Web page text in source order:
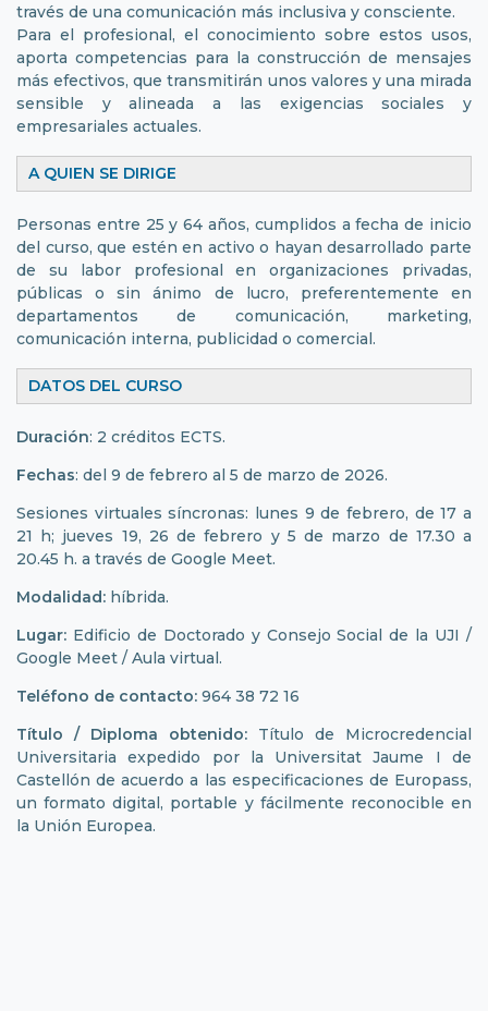
través de una comunicación más inclusiva y consciente.
Para el profesional, el conocimiento sobre estos usos,
aporta competencias para la construcción de mensajes
más efectivos, que transmitirán unos valores y una mirada
sensible y alineada a las exigencias sociales y
empresariales actuales.
A QUIEN SE DIRIGE
Personas entre 25 y 64 años, cumplidos a fecha de inicio
del curso, que estén en activo o hayan desarrollado parte
de su labor profesional en organizaciones privadas,
públicas o sin ánimo de lucro, preferentemente en
departamentos de comunicación, marketing,
comunicación interna, publicidad o comercial.
DATOS DEL CURSO
Duración: 2 créditos ECTS.
Fechas: del 9 de febrero al 5 de marzo de 2026.
Sesiones virtuales síncronas: lunes 9 de febrero, de 17 a
21 h; jueves 19, 26 de febrero y 5 de marzo de 17.30 a
20.45 h. a través de Google Meet.
Modalidad: híbrida.
Lugar: Edificio de Doctorado y Consejo Social de la UJI /
Google Meet / Aula virtual.
Teléfono de contacto: 964 38 72 16
Título / Diploma obtenido: Título de Microcredencial
Universitaria expedido por la Universitat Jaume I de
Castellón de acuerdo a las especificaciones de Europass,
un formato digital, portable y fácilmente reconocible en
la Unión Europea.